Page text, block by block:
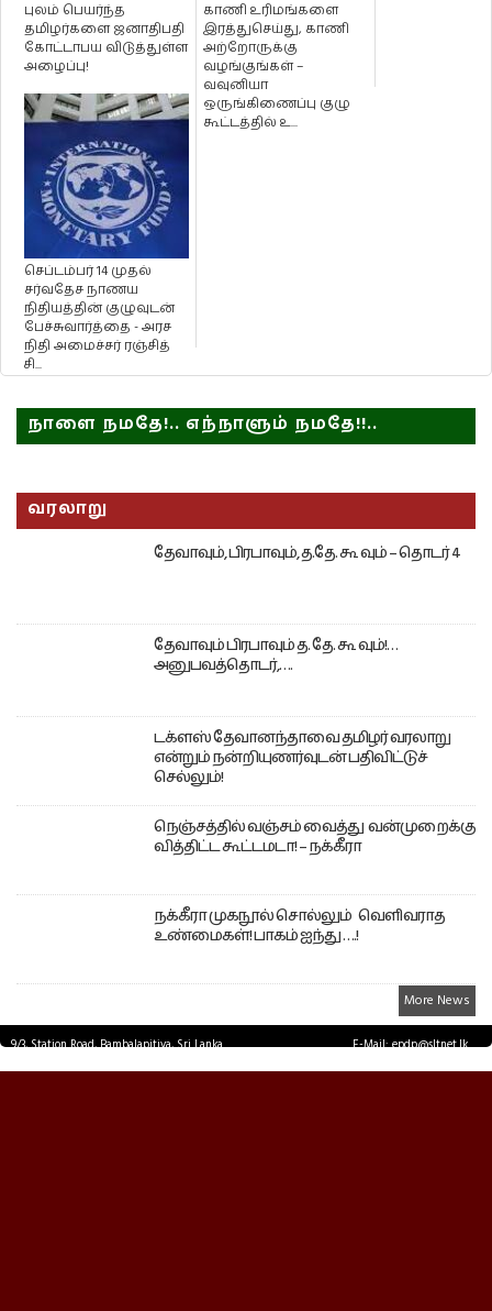
புலம் பெயர்ந்த
தமிழர்களை ஜனாதிபதி
கோட்டாபய விடுத்துள்ள
அழைப்பு!
காணி உரிமங்களை
இரத்துசெய்து, காணி
அற்றோருக்கு
வழங்குங்கள் –
வவுனியா
ஒருங்கிணைப்பு குழு
கூட்டத்தில் உ...
செப்டம்பர் 14 முதல்
சர்வதேச நாணய
நிதியத்தின் குழுவுடன்
பேச்சுவார்த்தை - அரச
நிதி அமைச்சர் ரஞ்சித்
சி...
நாளை நமதே!.. எந்நாளும் நமதே!!..
வரலாறு
தேவாவும், பிரபாவும், த.தே. கூ வும் – தொடர் 4
தேவாவும் பிரபாவும் த. தே. கூ வும்!…
அனுபவத்தொடர்,….
டக்ளஸ் தேவானந்தாவை தமிழர் வரலாறு
என்றும் நன்றியுணர்வுடன் பதிவிட்டுச்
செல்லும்!
நெஞ்சத்தில் வஞ்சம் வைத்து வன்முறைக்கு
வித்திட்ட கூட்டமடா! – நக்கீரா
நக்கீரா முகநூல் சொல்லும் வெளிவராத
உண்மைகள்! பாகம் ஐந்து ….!
More News
9/3, Station Road, Bambalapitiya, Sri Lanka.
E-Mail: epdp@sltnet.lk